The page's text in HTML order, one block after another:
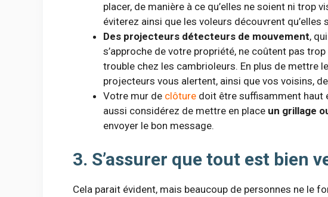
placer, de manière à ce qu’elles ne soient ni trop
éviterez ainsi que les voleurs découvrent qu’elles
Des projecteurs détecteurs de mouvement,
s’approche de votre propriété, ne coûtent pas
trouble chez les cambrioleurs. En plus de mettre
projecteurs vous alertent, ainsi que vos voisins,
Votre mur de clôture doit être suffisamment haut
aussi considérez de mettre en place un grillage
envoyer le bon message.
3. S’assurer que tout est bien
Cela parait évident, mais beaucoup de personnes ne le